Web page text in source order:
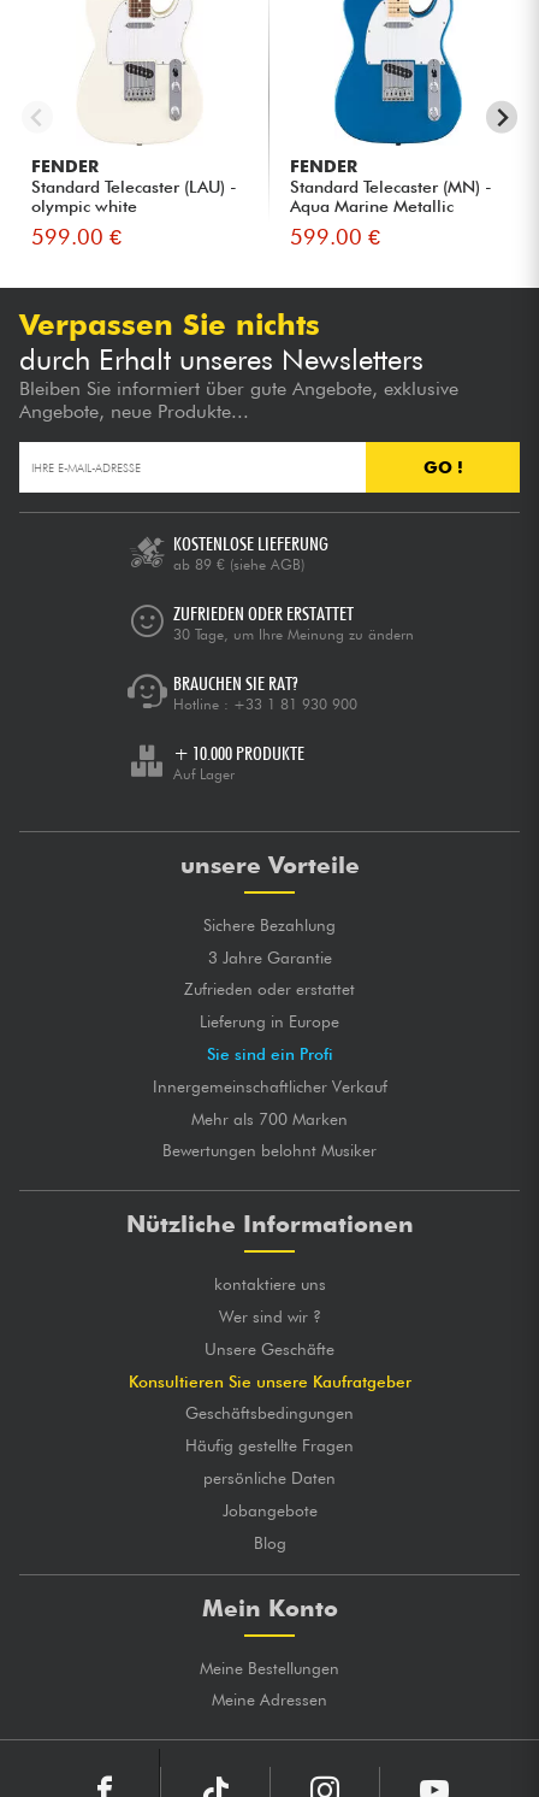
FENDER
Standard Telecaster (LAU) -
olympic white
599.00 €
FENDER
Standard Telecaster (MN) -
Aqua Marine Metallic
599.00 €
Verpassen Sie nichts
durch Erhalt unseres Newsletters
Bleiben Sie informiert über gute Angebote, exklusive
Angebote, neue Produkte...
GO !
KOSTENLOSE LIEFERUNG
ab 89 € (siehe AGB)
ZUFRIEDEN ODER ERSTATTET
30 Tage, um Ihre Meinung zu ändern
BRAUCHEN SIE RAT?
Hotline : +33 1 81 930 900
+ 10.000 PRODUKTE
Auf Lager
unsere Vorteile
Sichere Bezahlung
3 Jahre Garantie
Zufrieden oder erstattet
Lieferung in Europe
Sie sind ein Profi
Innergemeinschaftlicher Verkauf
Mehr als 700 Marken
Bewertungen belohnt Musiker
Nützliche Informationen
kontaktiere uns
Wer sind wir ?
Unsere Geschäfte
Konsultieren Sie unsere Kaufratgeber
Geschäftsbedingungen
Häufig gestellte Fragen
persönliche Daten
Jobangebote
Blog
Mein Konto
Meine Bestellungen
Meine Adressen